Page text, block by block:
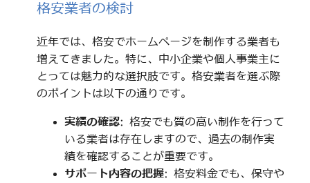
格安業者の検討
近年では、格安でホームページを制作する業者も
増えてきました。特に、中小企業や個人事業主に
とっては魅力的な選択肢です。格安業者を選ぶ際
のポイントは以下の通りです。
実績の確認: 格安でも質の高い制作を行って
いる業者は存在しますので、過去の制作実
績を確認することが重要です。
サポート内容の把握: 格安料金でも、保守や